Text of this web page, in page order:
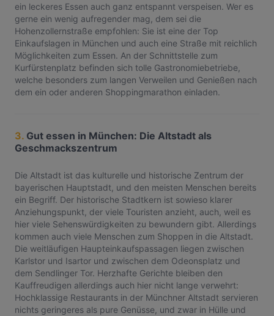
ein leckeres Essen auch ganz entspannt verspeisen. Wer es
gerne ein wenig aufregender mag, dem sei die
Hohenzollernstraße empfohlen: Sie ist eine der Top
Einkaufslagen in München und auch eine Straße mit reichlich
Möglichkeiten zum Essen. An der Schnittstelle zum
Kurfürstenplatz befinden sich tolle Gastronomiebetriebe,
welche besonders zum langen Verweilen und Genießen nach
dem ein oder anderen Shoppingmarathon einladen.
3. Gut essen in München: Die Altstadt als
Geschmackszentrum
Die Altstadt ist das kulturelle und historische Zentrum der
bayerischen Hauptstadt, und den meisten Menschen bereits
ein Begriff. Der historische Stadtkern ist sowieso klarer
Anziehungspunkt, der viele Touristen anzieht, auch, weil es
hier viele Sehenswürdigkeiten zu bewundern gibt. Allerdings
kommen auch viele Menschen zum Shoppen in die Altstadt.
Die weitläufigen Haupteinkaufspassagen liegen zwischen
Karlstor und Isartor und zwischen dem Odeonsplatz und
dem Sendlinger Tor. Herzhafte Gerichte bleiben den
Kauffreudigen allerdings auch hier nicht lange verwehrt:
Hochklassige Restaurants in der Münchner Altstadt servieren
nichts geringeres als pure Genüsse, und zwar in Hülle und